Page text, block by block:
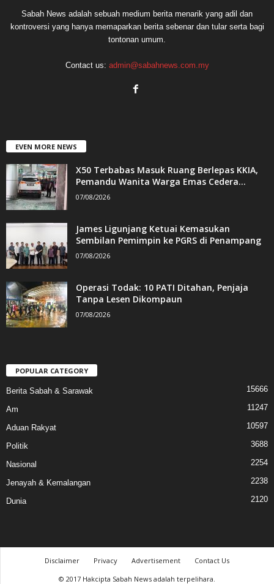
Sabah News adalah sebuah medium berita menarik yang adil dan
kontroversi yang hanya memaparkan berita sebenar dan tular serta bagi
tontonan umum.
Contact us: admin@sabahnews.com.my
EVEN MORE NEWS
X50 Terbabas Masuk Ruang Berlepas KKIA,
Pemandu Wanita Warga Emas Cedera...
07/08/2026
James Ligunjang Ketuai Kemasukan
Sembilan Pemimpin ke PGRS di Penampang
07/08/2026
Operasi Todak: 10 PATI Ditahan, Penjaja
Tanpa Lesen Dikompaun
07/08/2026
POPULAR CATEGORY
Berita Sabah & Sarawak 15666
Am 11247
Aduan Rakyat 10597
Politik 3688
Nasional 2254
Jenayah & Kemalangan 2238
Dunia 2120
Disclaimer Privacy Advertisement
Contact Us
© 2017 Hakcipta Sabah News adalah terpelihara.